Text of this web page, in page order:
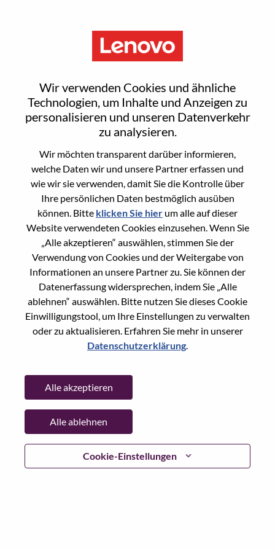
Wir verwenden Cookies und ähnliche
Technologien, um Inhalte und Anzeigen zu
personalisieren und unseren Datenverkehr
zu analysieren.
Wir möchten transparent darüber informieren,
welche Daten wir und unsere Partner erfassen und
wie wir sie verwenden, damit Sie die Kontrolle über
Ihre persönlichen Daten bestmöglich ausüben
können. Bitte klicken Sie hier um alle auf dieser
Website verwendeten Cookies einzusehen. Wenn Sie
„Alle akzeptieren“ auswählen, stimmen Sie der
Verwendung von Cookies und der Weitergabe von
Informationen an unsere Partner zu. Sie können der
Datenerfassung widersprechen, indem Sie „Alle
ablehnen“ auswählen. Bitte nutzen Sie dieses Cookie
Einwilligungstool, um Ihre Einstellungen zu verwalten
oder zu aktualisieren. Erfahren Sie mehr in unserer
Datenschutzerklärung.
Cookie-Einstellungen
Alle akzeptieren
Alle ablehnen
Reset password
Are you sure you want to reset your
Enter the email address associated with your
account, then click "Continue".
We will email you a link to reset your
password.
E-mail*
Continue
Go Back